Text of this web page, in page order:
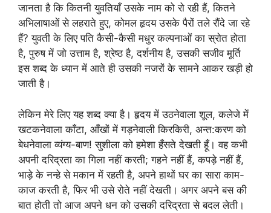
जानता है कि कितनी युवतियाँ उसके नाम को रो रही हैं, कितने
अभिलाषाओं से लहराते हुए, कोमल हृदय उसके पैरों तले रौंदे जा रहे
हैं? युवती के लिए पति कैसी-कैसी मधुर कल्पनाओं का स्रोत होता
है, पुरुष में जो उत्ताम है, श्रेष्ठ है, दर्शनीय है, उसकी सजीव मूर्ति
इस शब्द के ध्यान में आते ही उसकी नजरों के सामने आकर खड़ी हो
जाती है।
लेकिन मेरे लिए यह शब्द क्या है। हृदय में उठनेवाला शूल, कलेजे में
खटकनेवाला काँटा, आँखों में गड़नेवाली किरकिरी, अन्त:करण को
बेधनेवाला व्यंग्य-बाण! सुशीला को हमेशा हँसते देखती हूँ। वह कभी
अपनी दरिद्रता का गिला नहीं करती; गहने नहीं हैं, कपड़े नहीं हैं,
भाड़े के नन्हे से मकान में रहती है, अपने हाथों घर का सारा काम-
काज करती है, फिर भी उसे रोते नहीं देखती। अगर अपने बस की
बात होती तो आज अपने धन को उसकी दरिद्रता से बदल लेती।